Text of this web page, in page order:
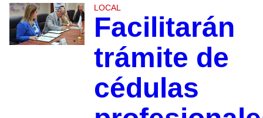
LOCAL
Facilitarán
trámite de
cédulas